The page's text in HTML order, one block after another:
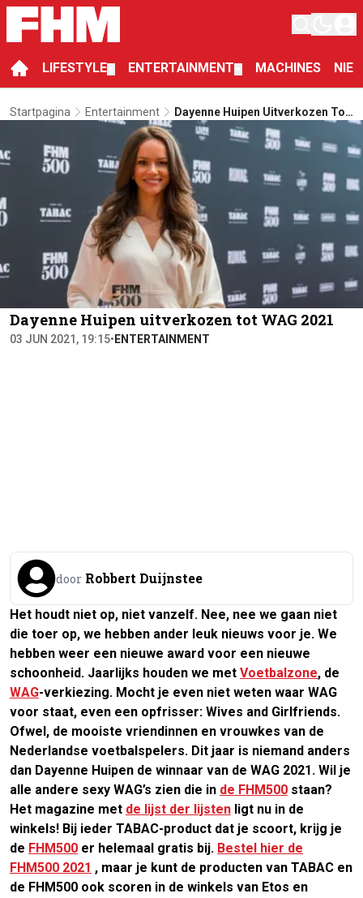
LIFESTYLE ENTERTAINMENT MACHINES
Startpagina Entertainment
Dayenne Huipen Uitverkozen Tot
WAG 2021
Dayenne Huipen uitverkozen tot WAG 2021
03 JUN 2021, 19:15• ENTERTAINMENT
door Robbert Duijnstee
Het houdt niet op, niet vanzelf. Nee, nee we gaan niet
die toer op, we hebben ander leuk nieuws voor je. We
hebben weer een nieuwe award voor een nieuwe
schoonheid. Jaarlijks houden we met Voetbalzone, de
WAG-verkiezing. Mocht je even niet weten waar WAG
voor staat, even een opfrisser: Wives and Girlfriends.
Ofwel, de mooiste vriendinnen en vrouwkes van de
Nederlandse voetbalspelers. Dit jaar is niemand anders
dan Dayenne Huipen de winnaar van de WAG 2021. Wil je
alle andere sexy WAG’s zien die in de FHM500 staan?
Het magazine met de lijst der lijsten ligt nu in de
winkels! Bij ieder TABAC-product dat je scoort, krijg je
de FHM500 er helemaal gratis bij. Bestel hier de
FHM500 2021 , maar je kunt de producten van TABAC en
de FHM500 ook scoren in de winkels van Etos en